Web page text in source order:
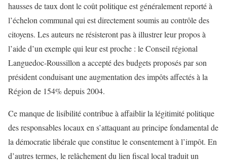
hausses de taux dont le coût politique est généralement reporté à
l’échelon communal qui est directement soumis au contrôle des
citoyens. Les auteurs ne résisteront pas à illustrer leur propos à
l’aide d’un exemple qui leur est proche : le Conseil régional
Languedoc-Roussillon a accepté des budgets proposés par son
président conduisant une augmentation des impôts affectés à la
Région de 154% depuis 2004.
Ce manque de lisibilité contribue à affaiblir la légitimité politique
des responsables locaux en s’attaquant au principe fondamental de
la démocratie libérale que constitue le consentement à l’impôt. En
d’autres termes, le relâchement du lien fiscal local traduit un